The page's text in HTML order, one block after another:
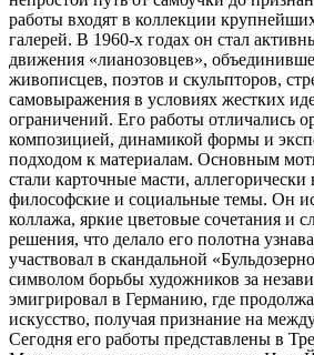
работы входят в коллекции
галерей. В 1960-х годах он стал
движения «лианозовцев»,
живописцев, поэтов и скульпторов,
самовыражения в условиях жестких
ограничений. Его работы отличались
композицией, динамикой формы и
подходом к материалам. Основным
стали карточные масти,
философские и социальные темы. Он
коллажа, яркие цветовые сочетания и
решения, что делало его полотна
участвовал в скандальной
символом борьбы художников за
эмигрировал в Германию, где
искусство, получая признание на
Сегодня его работы представлены в